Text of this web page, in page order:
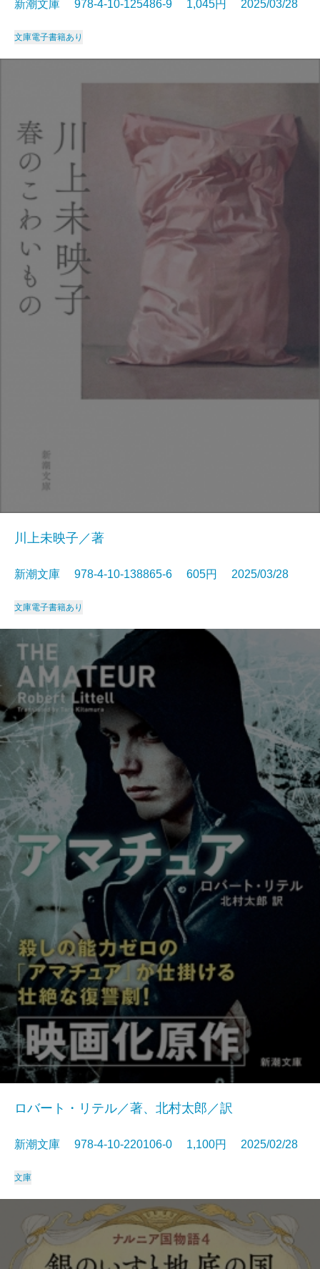
新潮文庫 978-4-10-125486-9 1,045円 2025/03/28
文庫電子書籍あり
川上未映子／著
新潮文庫 978-4-10-138865-6 605円 2025/03/28
文庫電子書籍あり
ロバート・リテル／著、北村太郎／訳
新潮文庫 978-4-10-220106-0 1,100円 2025/02/28
文庫